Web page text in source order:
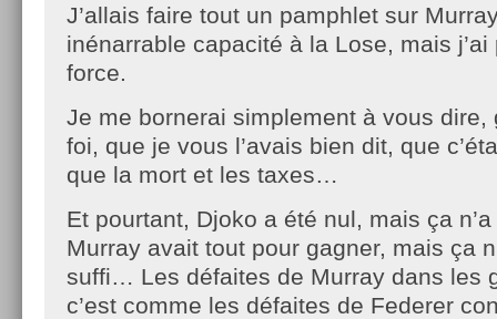
J’allais faire tout un pamphlet sur
inénarrable capacité à la Lose, mais j’ai
force.
Je me bornerai simplement à vous dire,
foi, que je vous l’avais bien dit, que
que la mort et les taxes…
Et pourtant, Djoko a été nul, mais ça
Murray avait tout pour gagner, mais ça
suffi… Les défaites de Murray dans les
c’est comme les défaites de Federer